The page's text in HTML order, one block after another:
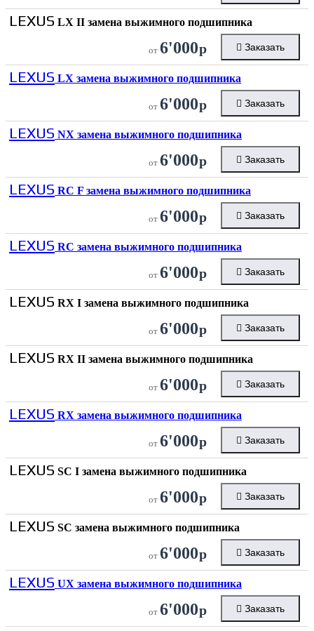
LEXUS LX II замена выжимного подшипника
от 6'000р Заказать
LEXUS LX замена выжимного подшипника
от 6'000р Заказать
LEXUS NX замена выжимного подшипника
от 6'000р Заказать
LEXUS RC F замена выжимного подшипника
от 6'000р Заказать
LEXUS RC замена выжимного подшипника
от 6'000р Заказать
LEXUS RX I замена выжимного подшипника
от 6'000р Заказать
LEXUS RX II замена выжимного подшипника
от 6'000р Заказать
LEXUS RX замена выжимного подшипника
от 6'000р Заказать
LEXUS SC I замена выжимного подшипника
от 6'000р Заказать
LEXUS SC замена выжимного подшипника
от 6'000р Заказать
LEXUS UX замена выжимного подшипника
от 6'000р Заказать